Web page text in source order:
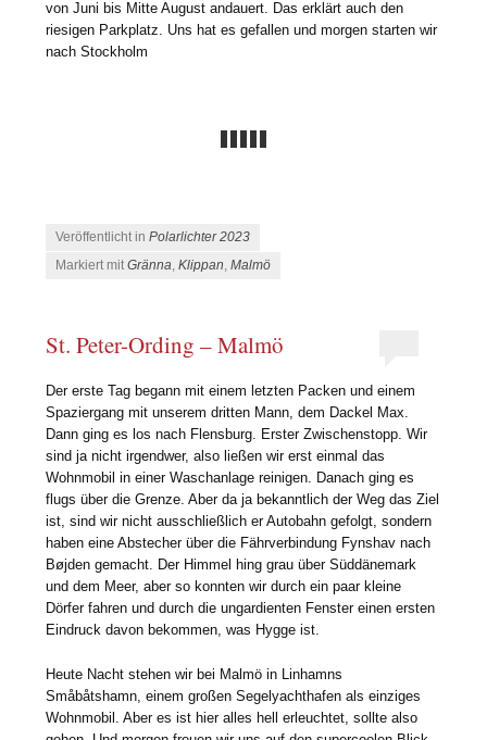
von Juni bis Mitte August andauert. Das erklärt auch den
riesigen Parkplatz. Uns hat es gefallen und morgen starten wir
nach Stockholm
Veröffentlicht inPolarlichter 2023
Markiert mitGränna ,Klippan ,Malmö
St. Peter-Ording – Malmö
Der erste Tag begann mit einem letzten Packen und einem
Spaziergang mit unserem dritten Mann, dem Dackel Max.
Dann ging es los nach Flensburg. Erster Zwischenstopp. Wir
sind ja nicht irgendwer, also ließen wir erst einmal das
Wohnmobil in einer Waschanlage reinigen. Danach ging es
flugs über die Grenze. Aber da ja bekanntlich der Weg das Ziel
ist, sind wir nicht ausschließlich er Autobahn gefolgt, sondern
haben eine Abstecher über die Fährverbindung Fynshav nach
Bøjden gemacht. Der Himmel hing grau über Süddänemark
und dem Meer, aber so konnten wir durch ein paar kleine
Dörfer fahren und durch die ungardienten Fenster einen ersten
Eindruck davon bekommen, was Hygge ist.
Heute Nacht stehen wir bei Malmö in Linhamns
Småbåtshamn, einem großen Segelyachthafen als einziges
Wohnmobil. Aber es ist hier alles hell erleuchtet, sollte also